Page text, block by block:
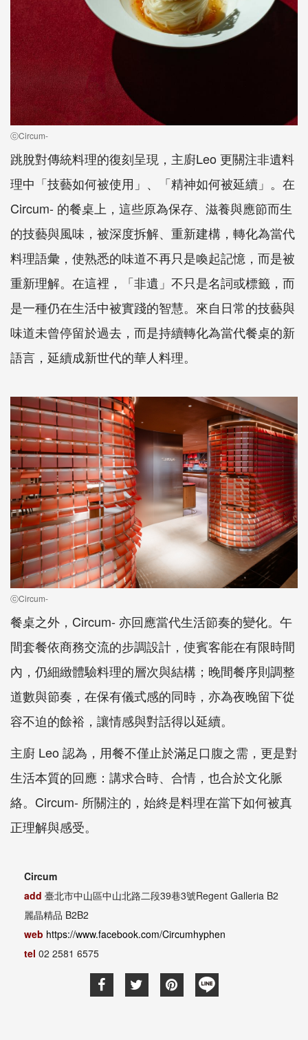
ⓒCircum-
跳脫對傳統料理的復刻呈現，主廚Leo 更關注非遺料
理中「技藝如何被使用」、「精神如何被延續」。在
Circum- 的餐桌上，這些原為保存、滋養與應節而生
的技藝與風味，被深度拆解、重新建構，轉化為當代
料理語彙，使熟悉的味道不再只是喚起記憶，而是被
重新理解。在這裡，「非遺」不只是名詞或標籤，而
是一種仍在生活中被實踐的智慧。來自日常的技藝與
味道未曾停留於過去，而是持續轉化為當代餐桌的新
語言，延續成新世代的華人料理。
ⓒCircum-
餐桌之外，Circum- 亦回應當代生活節奏的變化。午
間套餐依商務交流的步調設計，使賓客能在有限時間
內，仍細緻體驗料理的層次與結構；晚間餐序則調整
道數與節奏，在保有儀式感的同時，亦為夜晚留下從
容不迫的餘裕，讓情感與對話得以延續。
主廚 Leo 認為，用餐不僅止於滿足口腹之需，更是對
生活本質的回應：講求合時、合情，也合於文化脈
絡。Circum- 所關注的，始終是料理在當下如何被真
正理解與感受。
Circum
add 臺北市中山區中山北路二段39巷3號Regent Galleria B2
麗晶精品 B2B2
web https://www.facebook.com/Circumhyphen
tel 02 2581 6575